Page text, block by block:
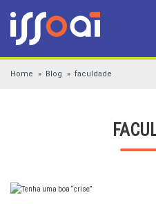
Home Blog faculdade